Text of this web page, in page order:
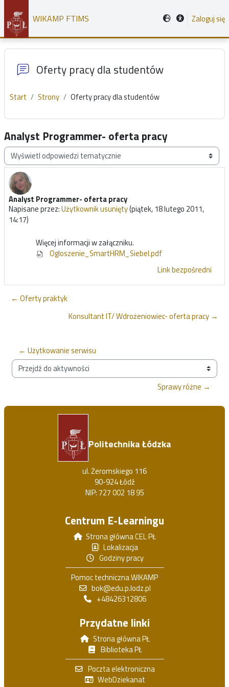
Przejdź do głównej zawartości
WIKAMP FTIMS Zaloguj się
Oferty pracy dla studentów
Start Strony Oferty pracy dla studentów
Analyst Programmer- oferta pracy
Sposób wyświetlania
Analyst Programmer- oferta pracy
Napisane przez:Użytkownik usunięty(piątek, 18 lutego 2011,
14:17)
Liczba odpowiedzi: 0
Więcej informacji w załączniku.
Ogloszenie_SmartHRM_Siebel.pdf
Link bezpośredni
← Oferty praktyk
Konsultant IT/ Wdrożeniowiec- oferta pracy →
← Użytkowanie serwisu
Przejdź do aktywności
Sprawy różne →
Politechnika Łódzka
ul. Żeromskiego 116
90-924 Łódź
NIP: 727 002 18 95
Centrum E-Learningu
Strona główna CEL PŁ
Lokalizacja
Godziny pracy
Pomoc techniczna WIKAMP
bok@edu.p.lodz.pl
+48426312806
Przydatne linki
Strona główna PŁ
Biblioteka PŁ
Poczta elektroniczna
WebDziekanat